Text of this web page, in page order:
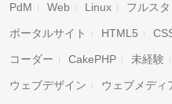
PdM Web Linux フルスタ
ポータルサイト HTML5
コーダー CakePHP 未経験
ウェブデザイン ウェブメディ